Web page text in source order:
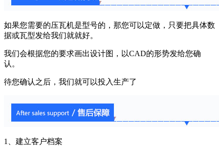
如果您需要的压瓦机是型号的，那您可以定做，只要把具体数
据或瓦型发给我们就就好。
我们会根据您的要求画出设计图，以CAD的形势发给您确
认。
待您确认之后，我们就可以投入生产了
1、建立客户档案